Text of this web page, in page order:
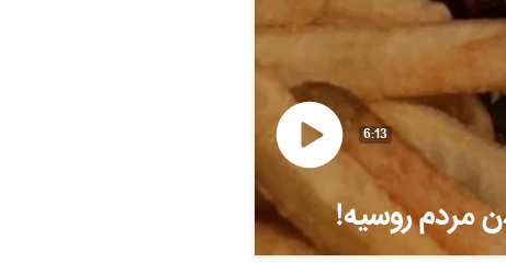
مردم روسیه!
6:13